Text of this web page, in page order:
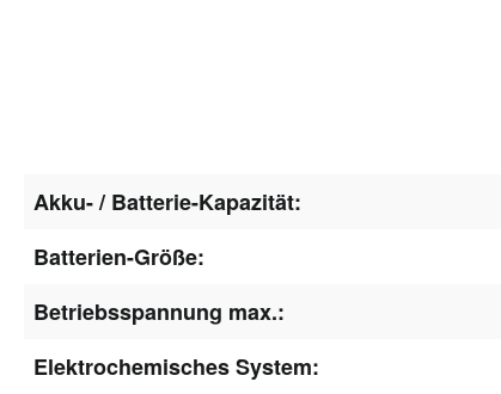
Akku- / Batterie-Kapazität:
Batterien-Größe:
Betriebsspannung max.:
Elektrochemisches System: